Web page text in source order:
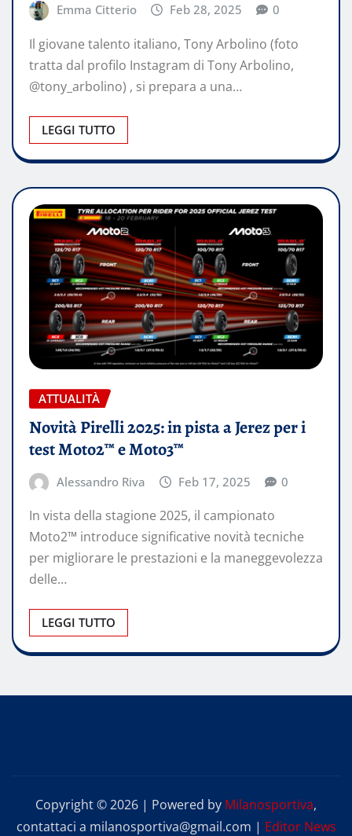
Emma Citterio Feb 28, 2025 0
Il giovane talento italiano, Tony Arbolino (foto
tratta dal profilo Instagram di Tony Arbolino,
@tony_arbolino) , si prepara a una…
LEGGI TUTTO
ATTUALITÀ
Novità Pirelli 2025: in pista a Jerez per i
test Moto2™ e Moto3™
Alessandro Riva Feb 17, 2025 0
In vista della stagione 2025, il campionato
Moto2™ introduce significative novità tecniche
per migliorare le prestazioni e la maneggevolezza
delle…
LEGGI TUTTO
Copyright © 2026 | Powered by Milanosportiva,
contattaci a milanosportiva@gmail.com | Editor News